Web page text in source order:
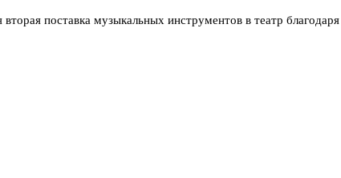
поставка музыкальных инструментов в театр